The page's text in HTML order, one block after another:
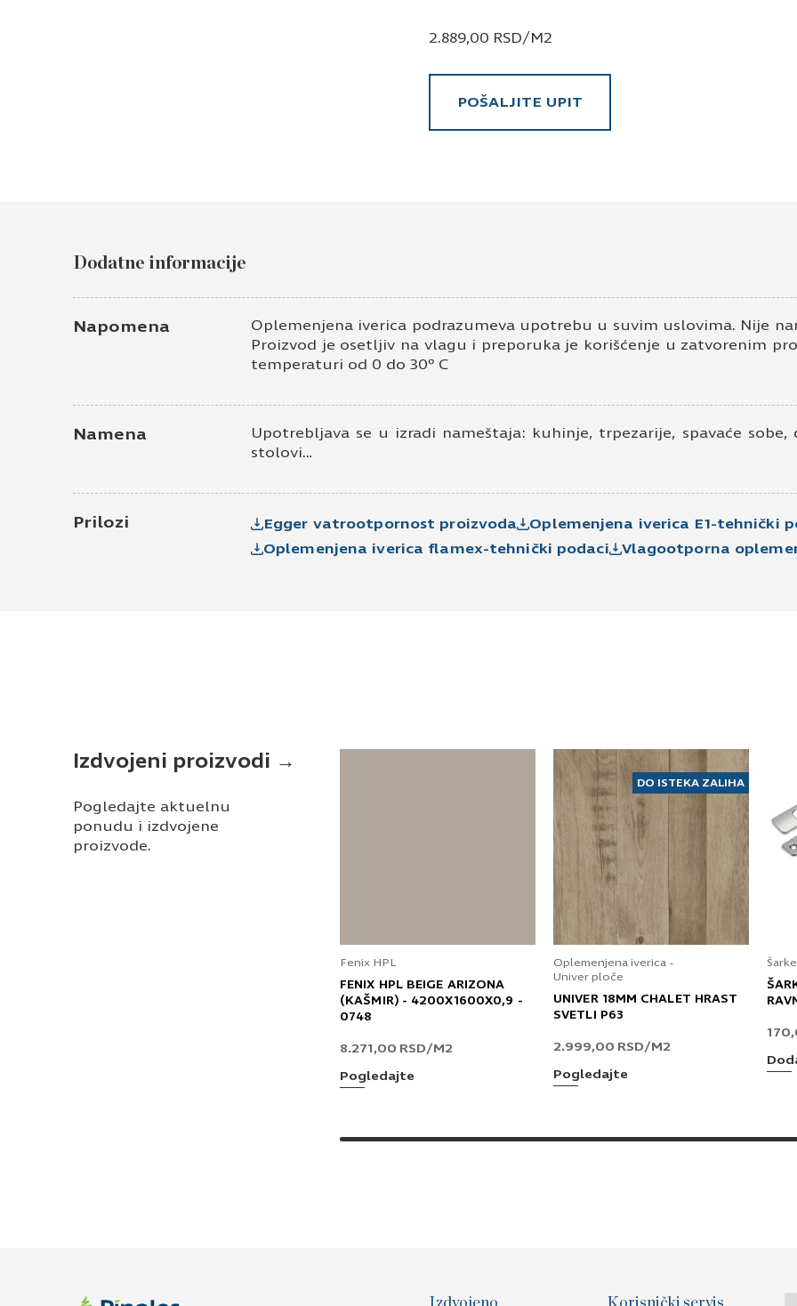
2.889,00 RSD/M2
POŠALJITE UPIT
PrihvatamUslove korišćenja i Politiku
Dodatne informacije
Napomena
Oplemenjena iverica podrazumeva upotrebu u suvim uslovima. Nije
Proizvod je osetljiv na vlagu i preporuka je korišćenje u zatvorenim
temperaturi od 0 do 30º C
Namena
Upotrebljava se u izradi nameštaja: kuhinje, trpezarije, spavaće sobe,
stolovi…
Prilozi Egger vatrootpornost proizvoda
Oplemenjena iverica E1-tehnički
Oplemenjena iverica flamex-tehnički podaci
Vlagootporna
Izdvojeni proizvodi →
Pogledajte aktuelnu
ponudu i izdvojene
proizvode.
Fenix HPL
FENIX HPL BEIGE ARIZONA
(KAŠMIR) - 4200X1600X0,9 -
0748
8.271,00 RSD/M2
Pogledajte
DO ISTEKA ZALIHA
Oplemenjena iverica -
Univer ploče
UNIVER 18MM CHALET HRAST
SVETLI P63
2.999,00 RSD/M2
Pogledajte